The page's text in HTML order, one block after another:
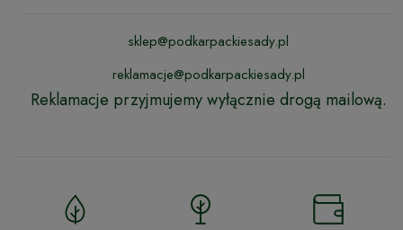
sklep@podkarpackiesady.pl
reklamacje@podkarpackiesady.pl
Reklamacje przyjmujemy wyłącznie drogą mailową.